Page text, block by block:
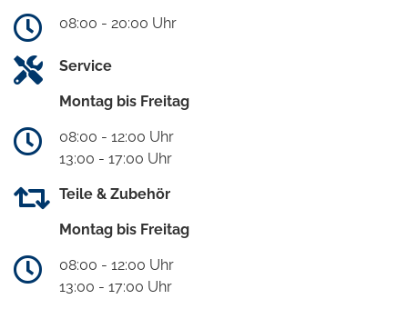
08:00 - 20:00 Uhr
Service
Montag bis Freitag
08:00 - 12:00 Uhr
13:00 - 17:00 Uhr
Teile & Zubehör
Montag bis Freitag
08:00 - 12:00 Uhr
13:00 - 17:00 Uhr